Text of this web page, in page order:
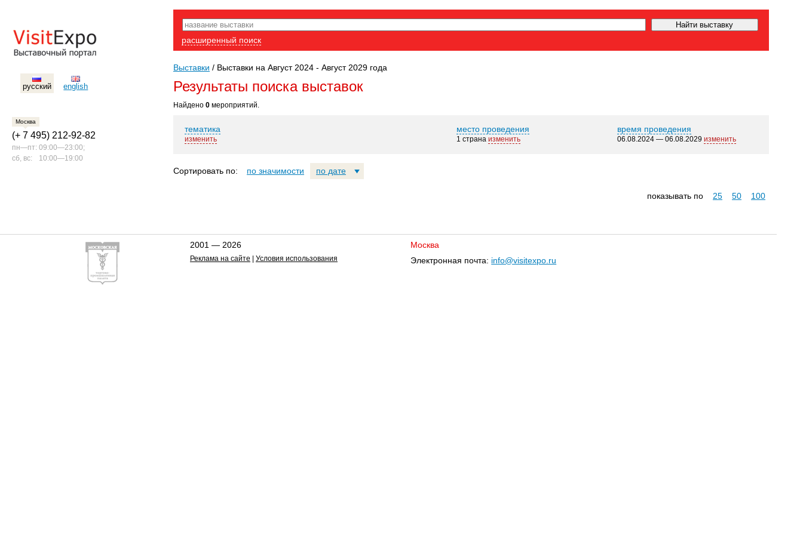
русский english
Москва
(+ 7 495) 212-92-82
пн—пт: 09:00—23:00;
сб, вс:
10:00—19:00
расширенный поиск
Выставки / Выставки на Август 2024 - Август 2029 года
Результаты поиска выставок
Найдено 0 мероприятий.
тематика
изменить
место проведения
1 страна изменить
время проведения
06.08.2024 — 06.08.2029 изменить
Сортировать по: по значимости по дате
показывать по 25 50 100
2001 — 2026
Реклама на сайте Условия использования
Москва
Электронная почта: info@visitexpo.ru